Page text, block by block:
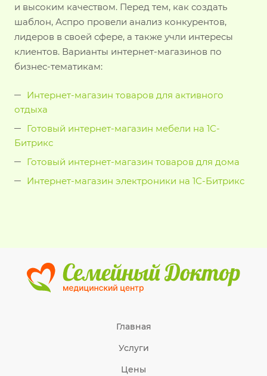
и высоким качеством. Перед тем, как создать
шаблон, Аспро провели анализ конкурентов,
лидеров в своей сфере, а также учли интересы
клиентов. Варианты интернет-магазинов по
бизнес-тематикам:
Интернет-магазин товаров для активного
отдыха
Готовый интернет-магазин мебели на 1С-
Битрикс
Готовый интернет-магазин товаров для дома
Интернет-магазин электроники на 1С-Битрикс
Главная
Услуги
Цены